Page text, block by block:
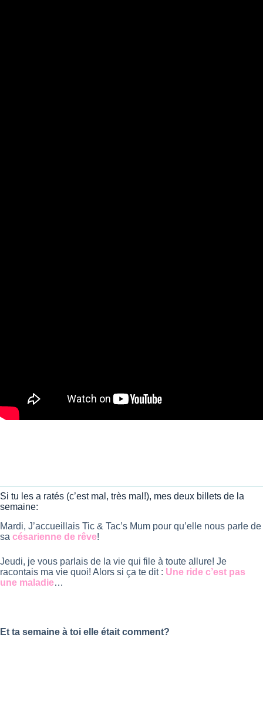
Si tu les a ratés (c’est mal, très mal!), mes deux billets de la
semaine:
Mardi, J’accueillais Tic & Tac’s Mum pour qu’elle nous parle de
sa césarienne de rêve!
Jeudi, je vous parlais de la vie qui file à toute allure! Je
racontais ma vie quoi! Alors si ça te dit : Une ride c’est pas
une maladie…
Et ta semaine à toi elle était comment?